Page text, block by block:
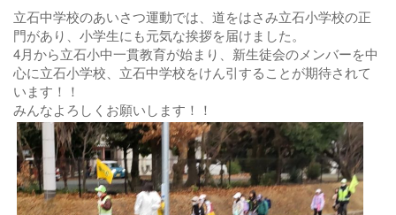
立石中学校のあいさつ運動では、道をはさみ立石小学校の正
門があり、小学生にも元気な挨拶を届けました。
4月から立石小中一貫教育が始まり、新生徒会のメンバーを中
心に立石小学校、立石中学校をけん引することが期待されて
います！！
みんなよろしくお願いします！！